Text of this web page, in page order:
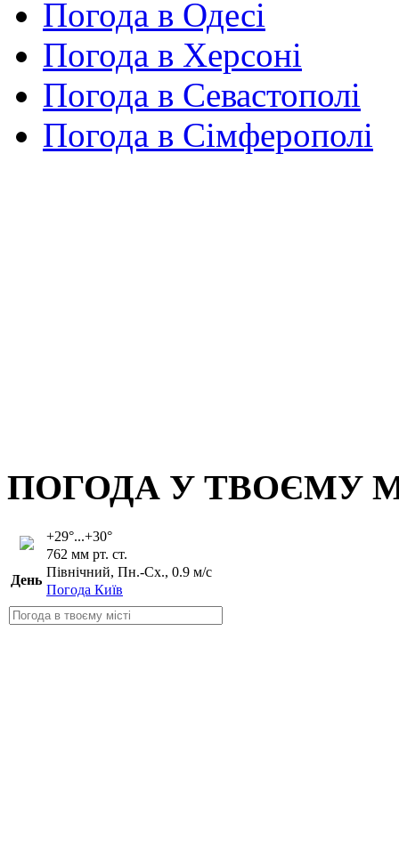
Погода в Одесі
Погода в Херсоні
Погода в Севастополі
Погода в Сімферополі
ПОГОДА У ТВОЄМУ
+29°...+30°
762 мм рт. ст.
Північний, Пн.-Сх., 0.9 м/с
Погода Київ
День